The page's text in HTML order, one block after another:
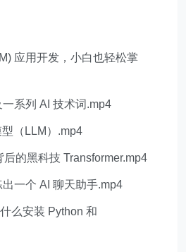
应用开发，小白也轻松掌
一系列 AI 技术词.mp4
（LLM）.mp4
的黑科技 Transformer.mp4
一个 AI 聊天助手.mp4
么安装 Python 和